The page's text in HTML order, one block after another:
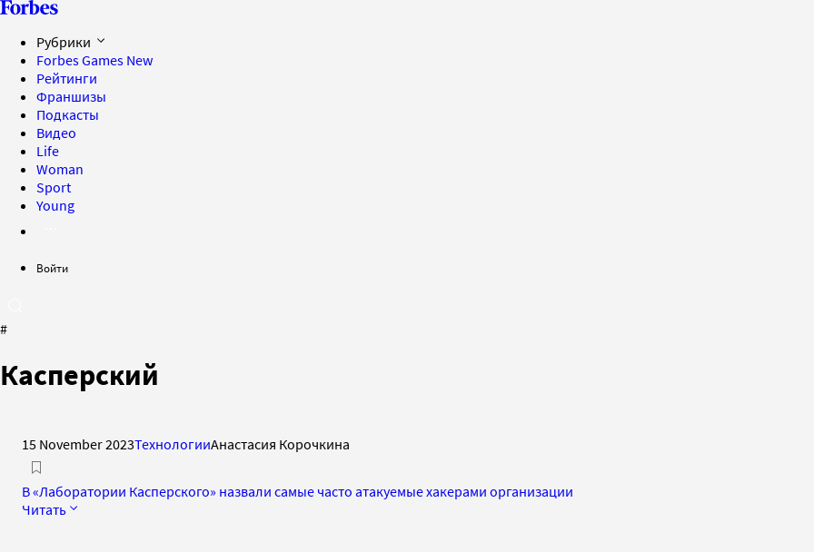
Рубрики
Forbes Games New
Рейтинги
Франшизы
Подкасты
Видео
Life
Woman
Sport
Young
Войти
#
Касперский
15 November 2023ТехнологииАнастасия Корочкина
В «Лаборатории Касперского» назвали самые часто атакуемые хакерами организации
Читать